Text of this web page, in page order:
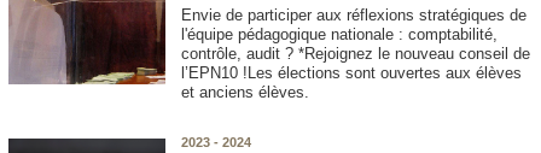
Envie de participer aux réflexions stratégiques de
l'équipe pédagogique nationale : comptabilité,
contrôle, audit ? *Rejoignez le nouveau conseil de
l’EPN10 !Les élections sont ouvertes aux élèves
et anciens élèves.
2023 - 2024